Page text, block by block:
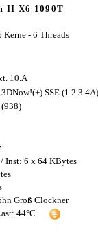
II X6 1090T
Kerne - 6 Threads
10.A
SSE (1 2 3
Inst: 6 x 64 KBytes
Groß Clockner
44°C